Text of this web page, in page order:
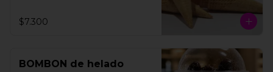
$7.300
BOMBON de helado